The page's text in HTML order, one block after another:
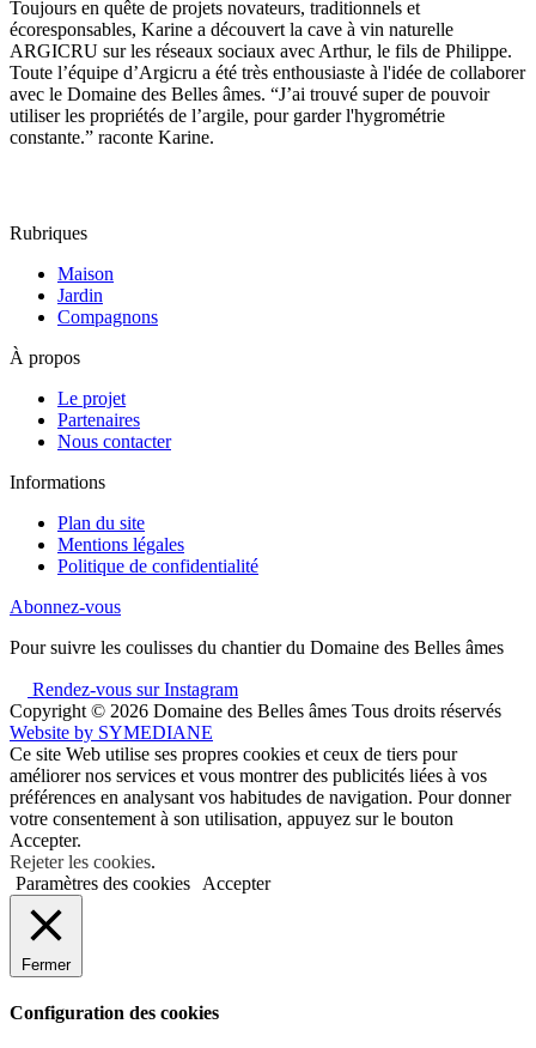
Toujours en quête de projets novateurs, traditionnels et
écoresponsables, Karine a découvert la cave à vin naturelle
ARGICRU sur les réseaux sociaux avec Arthur, le fils de Philippe.
Toute l’équipe d’Argicru a été très enthousiaste à l'idée de collaborer
avec le Domaine des Belles âmes. “J’ai trouvé super de pouvoir
utiliser les propriétés de l’argile, pour garder l'hygrométrie
constante.” raconte Karine.
Rubriques
Maison
Jardin
Compagnons
À propos
Le projet
Partenaires
Nous contacter
Informations
Plan du site
Mentions légales
Politique de confidentialité
Abonnez-vous
Pour suivre les coulisses du chantier du Domaine des Belles âmes
Rendez-vous sur Instagram
Copyright © 2026 Domaine des Belles âmes Tous droits réservés
Website by SYMEDIANE
Ce site Web utilise ses propres cookies et ceux de tiers pour
améliorer nos services et vous montrer des publicités liées à vos
préférences en analysant vos habitudes de navigation. Pour donner
votre consentement à son utilisation, appuyez sur le bouton
Accepter.
Rejeter les cookies.
Paramètres des cookies
Accepter
Fermer
Configuration des cookies